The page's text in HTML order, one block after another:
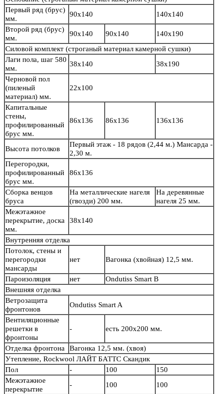
Первый ряд (брус)
мм.
90х140
140х140
Второй ряд (брус)
мм.
90х140 90х140
140х190
Силовой комплект (строганый материал камерной сушки)
Лаги пола, шаг 580
мм.
38х140
38х190
Черновой пол
(пиленый
материал) мм.
22х100
Капитальные
стены,
профилированный
брус мм.
86х136 86х136 136х136
Высота потолков
Первый этаж - 18 рядов (2,44 м.) Мансарда -
2,30 м.
Перегородки,
профилированный
брус мм.
86х136
Сборка венцов
бруса
На металлические нагеля
(гвозди) 200 мм.
На деревянные
нагеля 25 мм.
Межэтажное
перекрытие, доска
мм.
38х140
Внутренняя отделка
Потолок, стены и
перегородки
мансарды
нет Вагонка (хвойная) 12,5 мм.
Пароизоляция нет
Ondutiss Smart B
Внешняя отделка
Ветрозащита
фронтонов
Ondutiss Smart A
Вентиляционные
решетки в
фронтоны
- есть 200х200 мм.
Отделка фронтона
Вагонка 12,5 мм. (хвоя)
Утепление, Rockwool ЛАЙТ БАТТС Скандик
Пол
- 100
150
Межэтажное
перекрытие
- 100
100